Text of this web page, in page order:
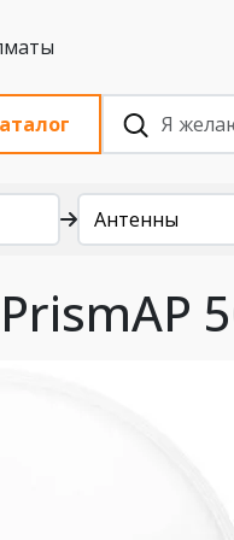
НДС, Алматы
Антенны